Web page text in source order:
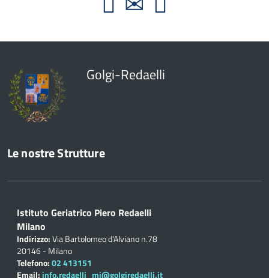
Golgi-Redaelli
Le nostre Strutture
Istituto Geriatrico Piero Redaelli
Milano
Indirizzo:Via Bartolomeo d'Alviano n.78
20146 - Milano
Telefono:02 413151
Email: info.redaelli_mi@golgiredaelli.it